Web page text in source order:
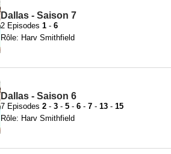
Dallas - Saison 7
2 Episodes 1 - 6
Rôle: Harv Smithfield
Dallas - Saison 6
7 Episodes 2 - 3 - 5 - 6 - 7 - 13 - 15
Rôle: Harv Smithfield